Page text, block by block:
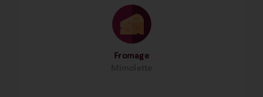
Fromage
Mimolette